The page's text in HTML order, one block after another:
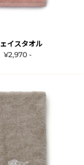
イスタオル
¥2,970 -